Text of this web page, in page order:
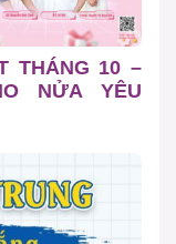
THÁNG 10 –
NỬA YÊU